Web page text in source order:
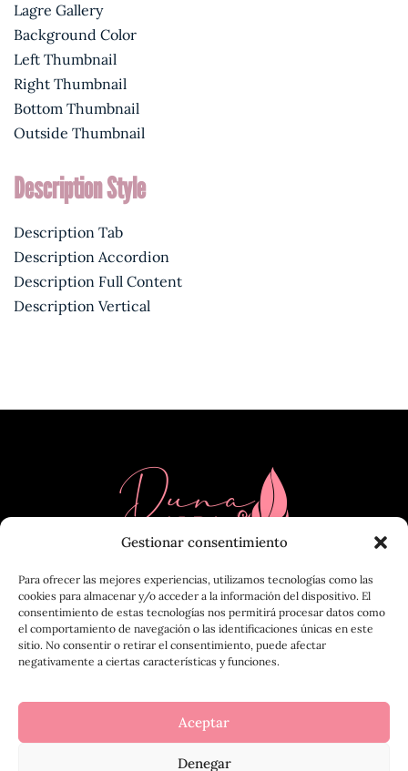
Gestionar consentimiento
Para ofrecer las mejores experiencias, utilizamos tecnologías como las
cookies para almacenar y/o acceder a la información del dispositivo. El
consentimiento de estas tecnologías nos permitirá procesar datos como
el comportamiento de navegación o las identificaciones únicas en este
sitio. No consentir o retirar el consentimiento, puede afectar
negativamente a ciertas características y funciones.
Aceptar
Denegar
Lagre Gallery
Background Color
Left Thumbnail
Right Thumbnail
Bottom Thumbnail
Outside Thumbnail
Description Style
Description Tab
Description Accordion
Description Full Content
Description Vertical
Copyright © 2026 Duna Alba -Política de privacidad
Aviso legal|Condiciones de compra